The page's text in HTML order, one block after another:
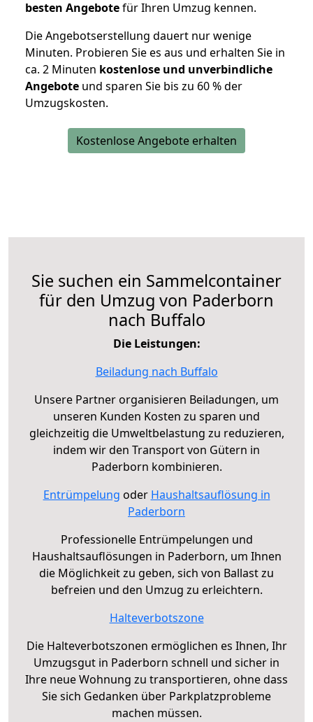
besten Angebotefür Ihren Umzug kennen.
Die Angebotserstellung dauert nur wenige
Minuten. Probieren Sie es aus und erhalten Sie in
ca. 2 Minuten kostenlose und unverbindliche
Angebote und sparen Sie bis zu 60 % der
Umzugskosten.
Kostenlose Angebote erhalten
Sie suchen ein Sammelcontainer
für den Umzug von Paderborn
nach Buffalo
Die Leistungen:
Beiladung nach Buffalo
Unsere Partner organisieren Beiladungen, um
unseren Kunden Kosten zu sparen und
gleichzeitig die Umweltbelastung zu reduzieren,
indem wir den Transport von Gütern in
Paderborn kombinieren.
Entrümpelung oder Haushaltsauflösung in
Paderborn
Professionelle Entrümpelungen und
Haushaltsauflösungen in Paderborn, um Ihnen
die Möglichkeit zu geben, sich von Ballast zu
befreien und den Umzug zu erleichtern.
Halteverbotszone
Die Halteverbotszonen ermöglichen es Ihnen, Ihr
Umzugsgut in Paderborn schnell und sicher in
Ihre neue Wohnung zu transportieren, ohne dass
Sie sich Gedanken über Parkplatzprobleme
machen müssen.